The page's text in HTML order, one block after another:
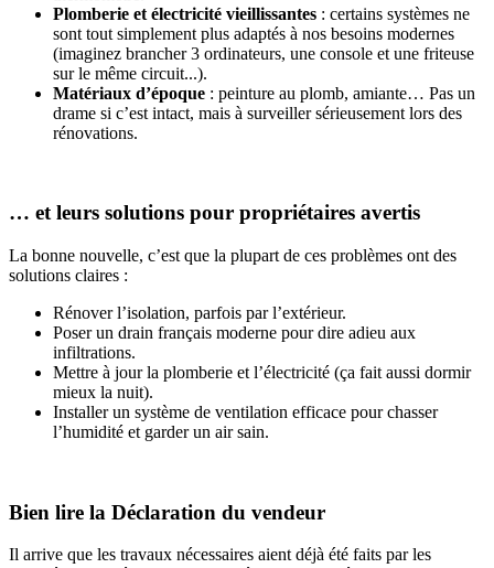
Plomberie et électricité vieillissantes : certains systèmes ne
sont tout simplement plus adaptés à nos besoins modernes
(imaginez brancher 3 ordinateurs, une console et une friteuse
sur le même circuit...).
Matériaux d’époque : peinture au plomb, amiante… Pas un
drame si c’est intact, mais à surveiller sérieusement lors des
rénovations.
… et leurs solutions pour propriétaires avertis
La bonne nouvelle, c’est que la plupart de ces problèmes ont des
solutions claires :
Rénover l’isolation, parfois par l’extérieur.
Poser un drain français moderne pour dire adieu aux
infiltrations.
Mettre à jour la plomberie et l’électricité (ça fait aussi dormir
mieux la nuit).
Installer un système de ventilation efficace pour chasser
l’humidité et garder un air sain.
Bien lire la Déclaration du vendeur
Il arrive que les travaux nécessaires aient déjà été faits par les